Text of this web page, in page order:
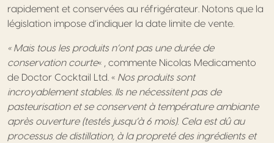
rapidement et conservées au réfrigérateur. Notons que la
législation impose d’indiquer la date limite de vente.
« Mais tous les produits n’ont pas une durée de
conservation courte« , commente Nicolas Medicamento
de Doctor Cocktail Ltd. « Nos produits sont
incroyablement stables. Ils ne nécessitent pas de
pasteurisation et se conservent à température ambiante
après ouverture (testés jusqu’à 6 mois). Cela est dû au
processus de distillation, à la propreté des ingrédients et